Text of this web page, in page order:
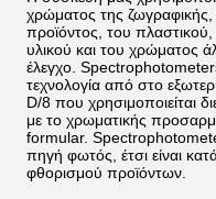
χρώματος της
προϊόντος, του
υλικού και του χρώματος
έλεγχο.
τεχνολογία από στο
D/8 που χρησιμοποιείται
με το χρωματικής
formular.
πηγή φωτός, έτσι είναι
φθορισμού προϊόντων.